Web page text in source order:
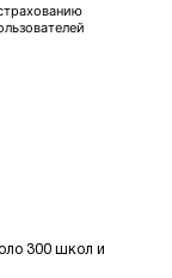
300 школ и